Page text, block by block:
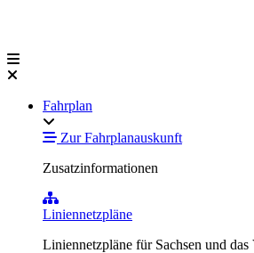
Fahrplan
Zur Fahrplanauskunft
Zusatzinformationen
Liniennetzpläne
Liniennetzpläne für Sachsen und